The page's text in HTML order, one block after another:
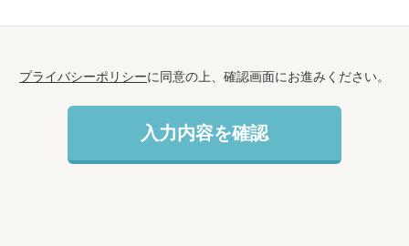
プライバシーポリシーに同意の上、確認画面にお進みください。